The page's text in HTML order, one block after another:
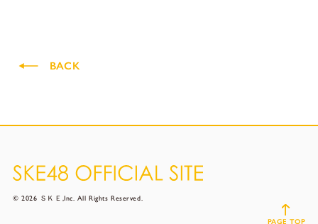
BACK
© 2026 ＳＫＥ,Inc. All Rights Reserved.
PAGE TOP